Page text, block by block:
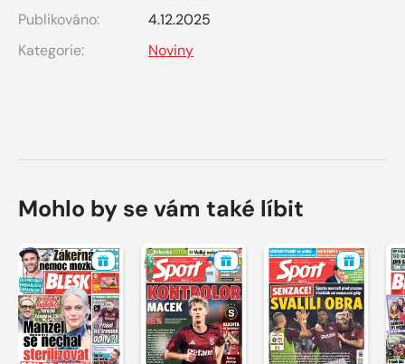
Publikováno:
4.12.2025
Kategorie:
Noviny
Mohlo by se vám také líbit